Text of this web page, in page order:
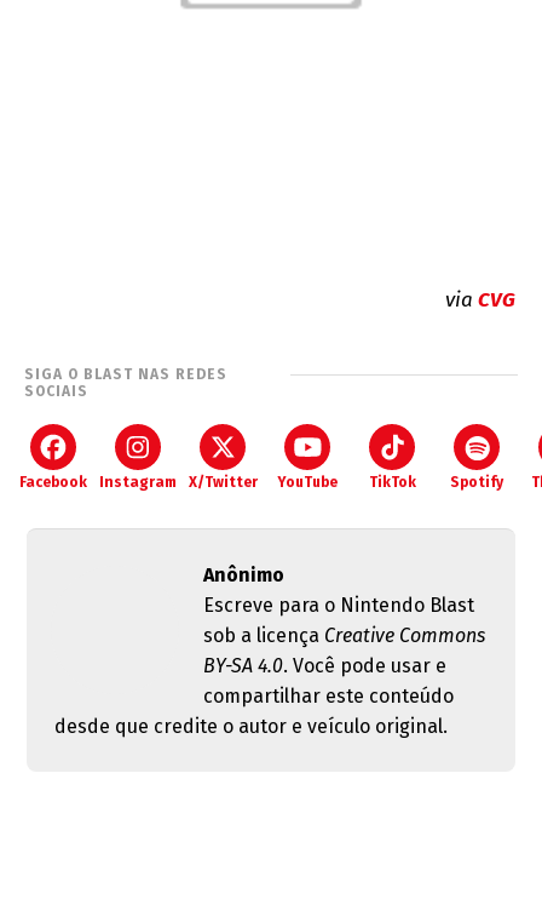
via CVG
SIGA O BLAST NAS REDES
SOCIAIS
Facebook Instagram X/Twitter YouTube TikTok Spotify
Anônimo
Escreve para o Nintendo Blast
sob a licença Creative Commons
BY-SA 4.0. Você pode usar e
compartilhar este conteúdo
desde que credite o autor e veículo original.